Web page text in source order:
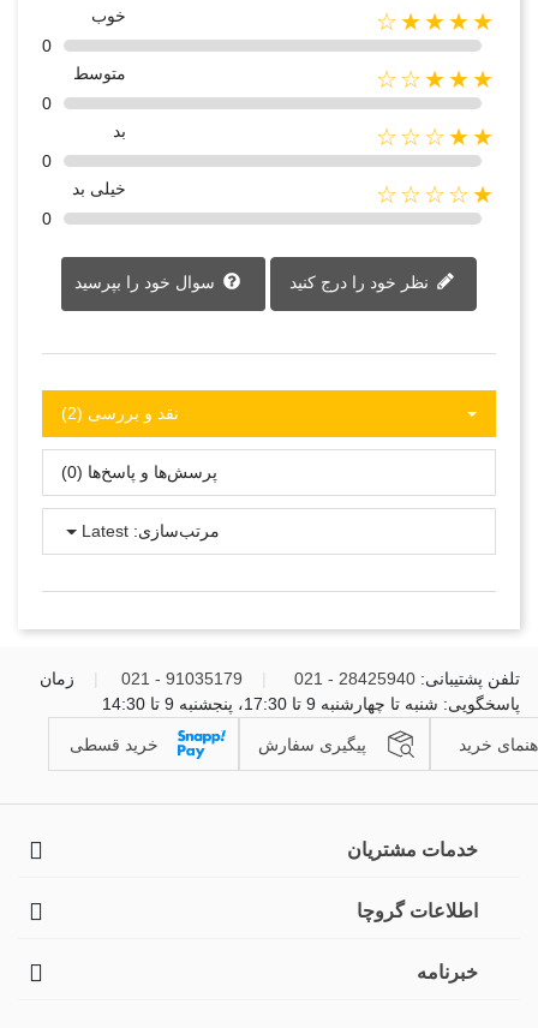
★★★★☆
خوب
0
★★★☆☆
متوسط
0
★★☆☆☆
بد
0
★☆☆☆☆
خیلی بد
0
سوال خود را بپرسید
نقد و بررسی‌‌ (2)
پرسش‌ها و پاسخ‌ها (0)
مرتب‌سازی: Latest
تلفن پشتیبانی: 28425940 - 021
91035179 - 021
زمان
پاسخگویی: شنبه تا چهارشنبه 9 تا 17:30، پنجشنبه 9 تا 14:30
خرید پیگیری سفارش خرید قسطی
خدمات مشتریان
اطلاعات گروچا
خبرنامه